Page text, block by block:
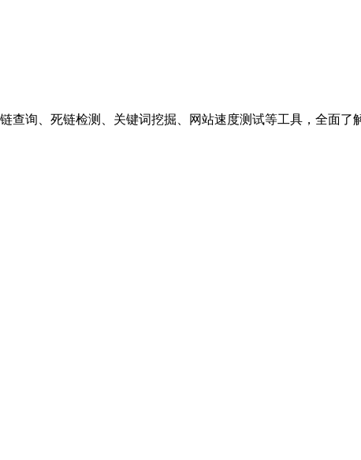
询、死链检测、关键词挖掘、网站速度测试等工具，全面了